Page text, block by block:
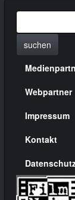
suchen
rechte
Seite
Webpartner
Impressum
Kontakt